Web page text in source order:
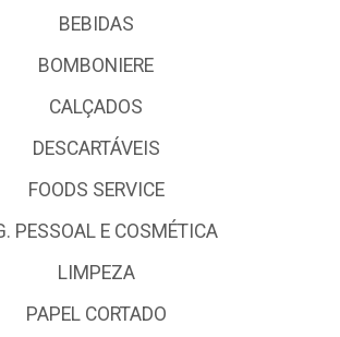
BEBIDAS
BOMBONIERE
CALÇADOS
DESCARTÁVEIS
FOODS SERVICE
PESSOAL E COSMÉTICA
LIMPEZA
PAPEL CORTADO